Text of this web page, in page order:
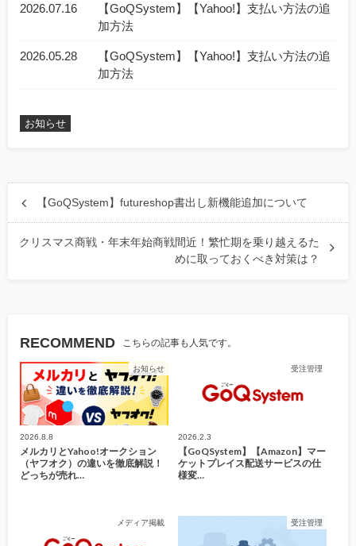
2026.07.16
【GoQSystem】【Yahoo!】支払い方法の追
加方法
2026.05.28
【GoQSystem】【Yahoo!】支払い方法の追
加方法
お知らせ
【GoQSystem】futureshop書出し新機能追加について
クリスマス商戦・年末年始商戦間近！繁忙期を乗り越えるた
めに取っておくべき対策は？
RECOMMEND こちらの記事も人気です。
お知らせ
2026.8.8
メルカリとYahoo!オークション
（ヤフオク）の違いを徹底解説！
どっちが売れ…
受注管理
2026.2.3
【GoQSystem】【Amazon】マー
ケットプレイス配送サービスの仕
様変…
メディア掲載 受注管理